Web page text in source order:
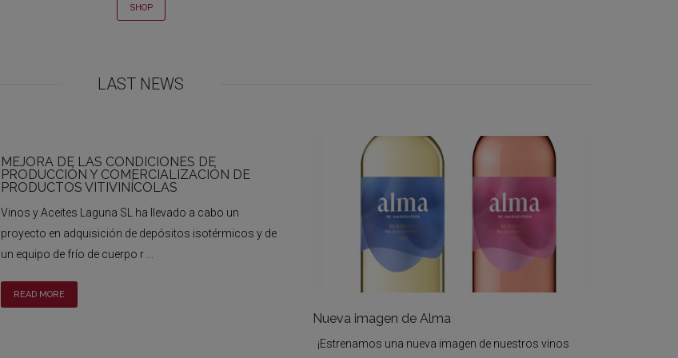
SHOP
LAST NEWS
MEJORA DE LAS CONDICIONES DE
PRODUCCIÓN Y COMERCIALIZACIÓN DE
PRODUCTOS VITIVINÍCOLAS
Vinos y Aceites Laguna SL ha llevado a cabo un
proyecto en adquisición de depósitos isotérmicos y de
un equipo de frío de cuerpo r ...
READ MORE
Nueva imagen de Alma
¡Estrenamos una nueva imagen de nuestros vinos